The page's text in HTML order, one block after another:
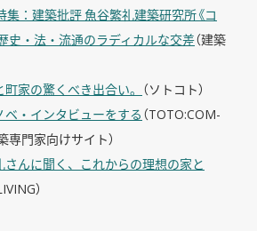
：建築批評 魚谷繁礼建築研究所《コ
史・法・流通のラディカルな交差（建築
家の驚くべき出合い。 （ソトコト）
・インタビューをする （TOTO:COM-
専門家向けサイト）
んに聞く、これからの理想の家と
）